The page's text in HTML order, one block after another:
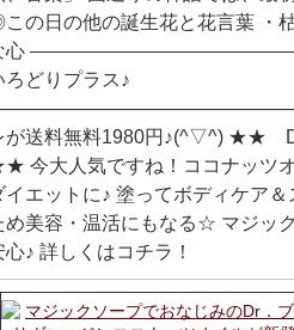
の日の他の誕生花と花言葉 ・
心
ろどりプラス♪
が送料無料1980円♪(^▽^) ★★
今大人気ですね！ココナッツ
イエットに♪ 塗ってボディケア
め美容・温活にもなる☆ マジッ
心♪ 詳しくはコチラ！